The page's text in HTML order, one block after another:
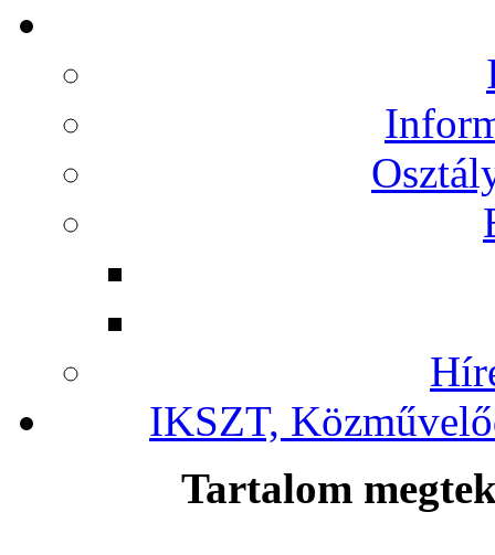
IKSZT,
Tartalom